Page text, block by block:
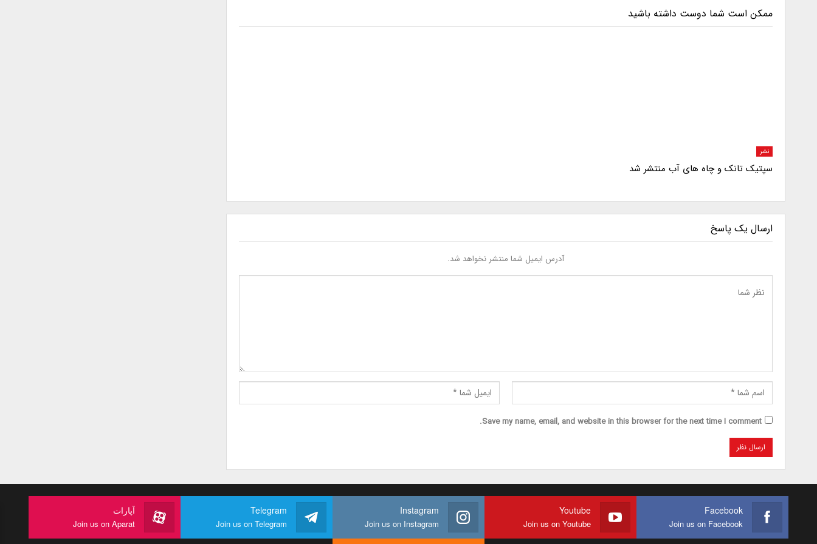
ممکن است شما دوست داشته باشید
نشر
سپتیک تانک و چاه های آب منتشر شد
ارسال یک پاسخ
آدرس ایمیل شما منتشر نخواهد شد.
Save my name, email, and website in this browser for the next time I comment.
Facebook
Join us on Facebook
Youtube
Join us on Youtube
Instagram
Join us on Instagram
Telegram
Join us on Telegram
آپارات
Join us on Aparat